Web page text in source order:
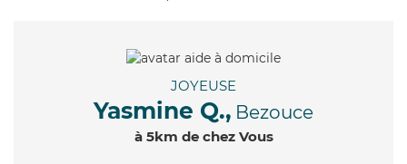
JOYEUSE
Yasmine Q., Bezouce
à 5km de chez Vous